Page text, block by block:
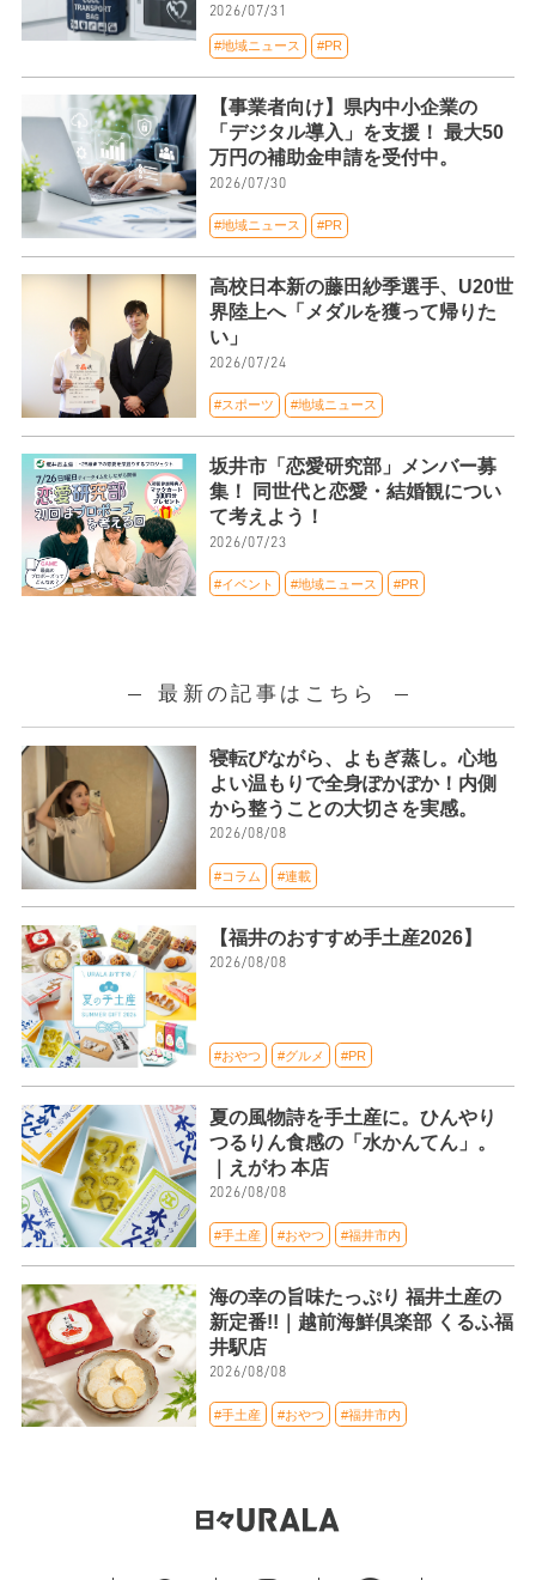
2026/07/31
#地域ニュース #PR
【事業者向け】県内中小企業の
「デジタル導入」を支援！ 最大50
万円の補助金申請を受付中。
2026/07/30
#地域ニュース #PR
高校日本新の藤田紗季選手、U20世
界陸上へ「メダルを獲って帰りた
い」
2026/07/24
#スポーツ #地域ニュース
坂井市「恋愛研究部」メンバー募
集！ 同世代と恋愛・結婚観につい
て考えよう！
2026/07/23
#イベント #地域ニュース #PR
最新の記事はこちら
寝転びながら、よもぎ蒸し。心地
よい温もりで全身ぽかぽか！内側
から整うことの大切さを実感。
2026/08/08
#コラム #連載
【福井のおすすめ手土産2026】
2026/08/08
#おやつ #グルメ #PR
夏の風物詩を手土産に。ひんやり
つるりん食感の「水かんてん」。
｜えがわ 本店
2026/08/08
#手土産 #おやつ #福井市内
海の幸の旨味たっぷり 福井土産の
新定番!!｜越前海鮮倶楽部 くるふ福
井駅店
2026/08/08
#手土産 #おやつ #福井市内